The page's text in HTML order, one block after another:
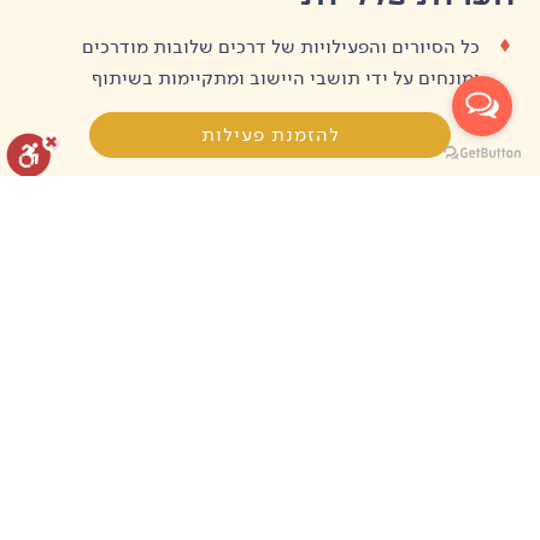
להזמנת פעילות
כל הסיורים והפעילויות של דרכים שלובות מודרכים
ומונחים על ידי תושבי היישוב ומתקיימות בשיתוף
הקהילות המקומיות.
זכרו כי מדובר בתיירות חברתית אז אנא הגיעו עם לב